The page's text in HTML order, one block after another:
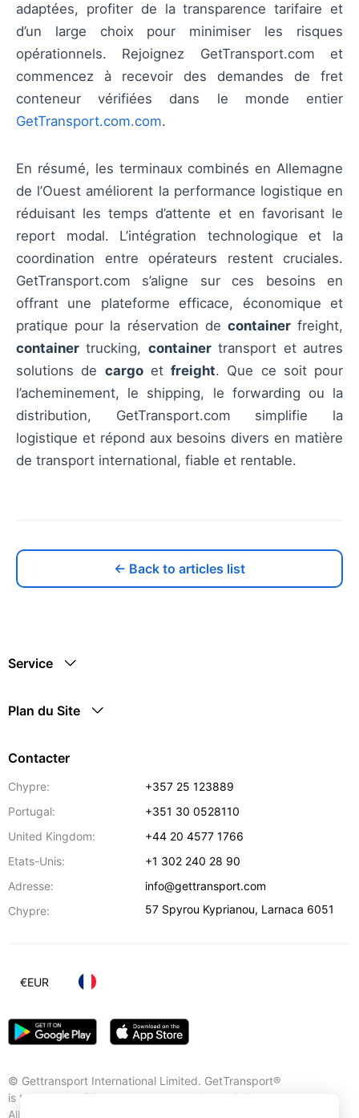
adaptées, profiter de la transparence tarifaire et
d’un large choix pour minimiser les risques
opérationnels. Rejoignez GetTransport.com et
commencez à recevoir des demandes de fret
conteneur vérifiées dans le monde entier
GetTransport.com.com.
En résumé, les terminaux combinés en Allemagne
de l’Ouest améliorent la performance logistique en
réduisant les temps d’attente et en favorisant le
report modal. L’intégration technologique et la
coordination entre opérateurs restent cruciales.
GetTransport.com s’aligne sur ces besoins en
offrant une plateforme efficace, économique et
pratique pour la réservation de containerfreight,
container trucking, containertransport et autres
solutions de cargoet freight. Que ce soit pour
l’acheminement, le shipping, le forwarding ou la
distribution, GetTransport.com simplifie la
logistique et répond aux besoins divers en matière
de transport international, fiable et rentable.
← Back to articles list
Service
Plan du Site
Contacter
Chypre:
+357 25 123889
Portugal:
+351 30 0528110
United Kingdom:
+44 20 4577 1766
Etats-Unis:
+1 302 240 28 90
Adresse:
info@gettransport.com
Chypre:
57 Spyrou Kyprianou, Larnaca 6051
© Gettransport International Limited. GetTransport®
is trademark of Gettransport International Limited.
All rights reserved.
€EUR